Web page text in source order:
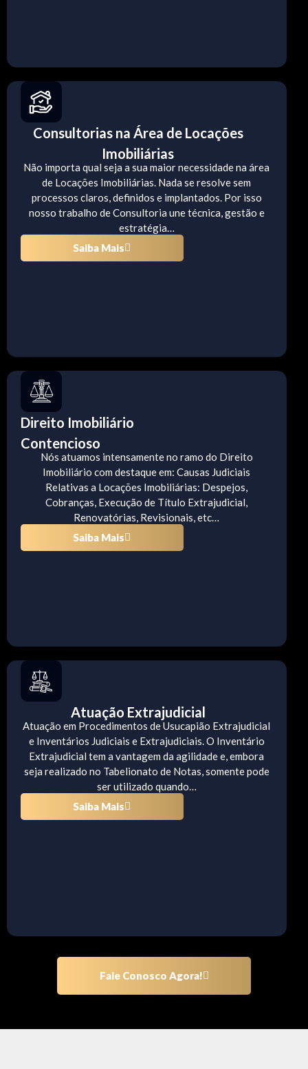
Consultorias na Área de Locações
Imobiliárias
Não importa qual seja a sua maior necessidade na área
de Locações Imobiliárias. Nada se resolve sem
processos claros, definidos e implantados. Por isso
nosso trabalho de Consultoria une técnica, gestão e
estratégia…
Saiba Mais
Direito Imobiliário
Contencioso
Nós atuamos intensamente no ramo do Direito
Imobiliário com destaque em: Causas Judiciais
Relativas a Locações Imobiliárias: Despejos,
Cobranças, Execução de Título Extrajudicial,
Renovatórias, Revisionais, etc…
Saiba Mais
Atuação Extrajudicial
Atuação em Procedimentos de Usucapião Extrajudicial
e Inventários Judiciais e Extrajudiciais. O Inventário
Extrajudicial tem a vantagem da agilidade e, embora
seja realizado no Tabelionato de Notas, somente pode
ser utilizado quando…
Saiba Mais
Fale Conosco Agora!